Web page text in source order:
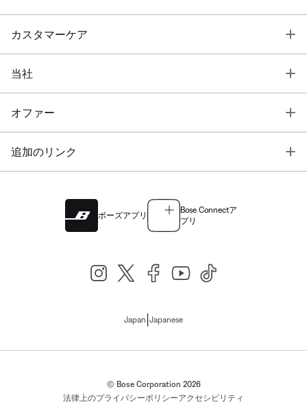
カスタマーケア
当社
オファー
追加のリンク
ボーズアプリ
Bose Connectア
プリ
Japan Japanese
© Bose Corporation 2026
法律上のプライバシーポリシーアクセシビリティ